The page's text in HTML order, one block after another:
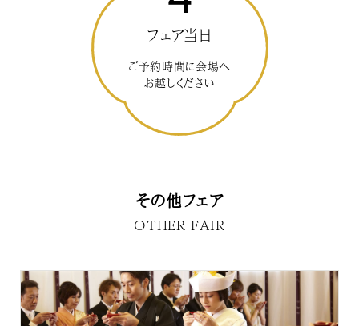
フェア当日
ご予約時間に会場へ
お越しください
その他フェア
OTHER FAIR